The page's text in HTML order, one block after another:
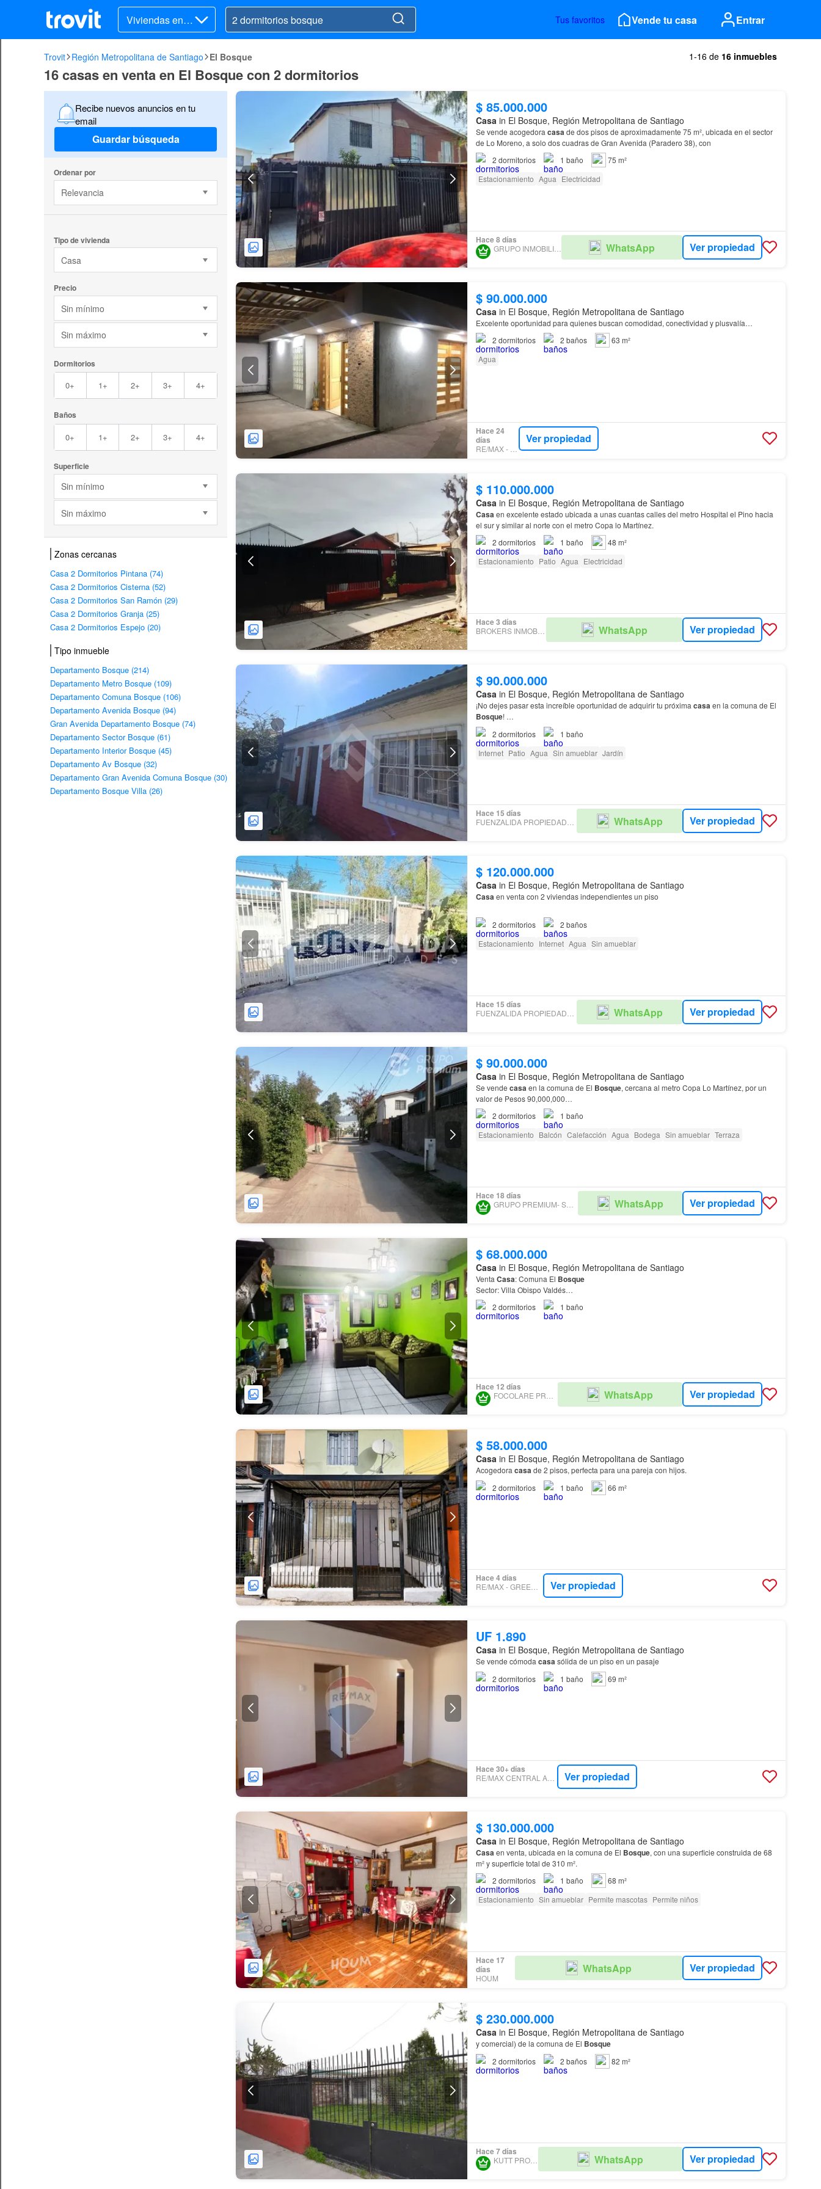
Viviendas en v
enta
Tus favoritos Vende tu casa Entrar
Trovit Región Metropolitana de Santiago El Bosque 1-16 de 16 inmuebles
16 casas en venta en El Bosque con 2 dormitorios
Recibe nuevos anuncios en tu
email
Guardar búsqueda
Ordenar por
Relevancia
Tipo de vivienda
Casa
Precio
Sin mínimo
Sin máximo
Dormitorios
0+ 1+ 2+ 3+ 4+
Baños
0+ 1+ 2+ 3+ 4+
Superficie
Sin mínimo
Sin máximo
Zonas cercanas
Casa 2 Dormitorios Pintana (74)
Casa 2 Dormitorios Cisterna (52)
Casa 2 Dormitorios San Ramón (29)
Casa 2 Dormitorios Granja (25)
Casa 2 Dormitorios Espejo (20)
Tipo inmueble
Departamento Bosque (214)
Departamento Metro Bosque (109)
Departamento Comuna Bosque (106)
Departamento Avenida Bosque (94)
Gran Avenida Departamento Bosque (74)
Departamento Sector Bosque (61)
Departamento Interior Bosque (45)
Departamento Av Bosque (32)
Departamento Gran Avenida Comuna Bosque (30)
Departamento Bosque Villa (26)
$ 85.000.000
Casain El Bosque, Región Metropolitana de Santiago
Se vende acogedora casade dos pisos de aproximadamente 75 m², ubicada en el sector
de Lo Moreno, a solo dos cuadras de Gran Avenida (Paradero 38), con
2 dormitorios 1 baño
75 m²
Estacionamiento Agua Electricidad
Hace 8 días
GRUPO INMOBILIARIO CHILE WhatsApp Ver propiedad
$ 90.000.000
Casa in El Bosque, Región Metropolitana de Santiago
Excelente oportunidad para quienes buscan comodidad, conectividad y plusvalía…
2 dormitorios 2 baños
63 m²
Agua
Hace 24
días
RE/MAX - PRO
Ver propiedad
$ 110.000.000
Casa in El Bosque, Región Metropolitana de Santiago
Casaen excelente estado ubicada a unas cuantas calles del metro Hospital el Pino hacia
el sur y similar al norte con el metro Copa lo Martínez.
2 dormitorios 1 baño
48 m²
Estacionamiento Patio Agua Electricidad
Hace 3 días
BROKERS INMOBILIARIOS WhatsApp Ver propiedad
$ 90.000.000
Casa in El Bosque, Región Metropolitana de Santiago
¡No dejes pasar esta increíble oportunidad de adquirir tu próxima casaen la comuna de El
Bosque!
No pierdas la oportunidad de visitar esta propiedad y hacer realidad el sueño de tener tu
propiacasa.…
2 dormitorios 1 baño
Internet Patio Agua Sin amueblar Jardín
Hace 15 días
FUENZALIDA PROPIEDADES - SAN MIGUEL WhatsApp Ver propiedad
$ 120.000.000
Casa in El Bosque, Región Metropolitana de Santiago
Casaen venta con 2 viviendas independientes un piso
Propiedad de dos pisos, de construcción sólida, con recepción final y en estado
2 dormitorios 2 baños
Estacionamiento Internet Agua Sin amueblar
Hace 15 días
FUENZALIDA PROPIEDADES - SAN MIGUEL WhatsApp Ver propiedad
$ 90.000.000
Casa in El Bosque, Región Metropolitana de Santiago
Se vende casaen la comuna de El Bosque, cercana al metro Copa Lo Martínez, por un
valor de Pesos 90,000,000…
2 dormitorios 1 baño
Estacionamiento Balcón Calefacción Agua Bodega Sin amueblar Terraza
Hace 18 días
GRUPO PREMIUM- SUC. PROVIDENCIA WhatsApp Ver propiedad
$ 68.000.000
Casa in El Bosque, Región Metropolitana de Santiago
Venta Casa: Comuna El Bosque
Sector: Villa Obispo Valdés
Contáctame para más información o agendar una visita &#43;569 65483943
2 dormitorios 1 baño
Hace 12 días
WhatsApp Ver propiedad
$ 58.000.000
Casa in El Bosque, Región Metropolitana de Santiago
Acogedora casade 2 pisos, perfecta para una pareja con hijos.
2 dormitorios 1 baño 66 m²
Hace 4 días
Ver propiedad
UF 1.890
Casa in El Bosque, Región Metropolitana de Santiago
Se vende cómoda casasólida de un piso en un pasaje
2 dormitorios 1 baño 69 m²
Hace 30+ días
RE/MAX CENTRAL APOQUINDO Ver propiedad
$ 130.000.000
Casa in El Bosque, Región Metropolitana de Santiago
Casaen venta, ubicada en la comuna de El Bosque, con una superficie construida de 68
m² y superficie total de 310 m².
2 dormitorios 1 baño
68 m²
Estacionamiento Sin amueblar Permite mascotas Permite niños
Hace 17
días
HOUM
WhatsApp Ver propiedad
$ 230.000.000
Casa in El Bosque, Región Metropolitana de Santiago
y comercial) de la comuna de El Bosque
2 dormitorios 2 baños 82 m²
Hace 7 días
KUTT PROPERTY WhatsApp Ver propiedad